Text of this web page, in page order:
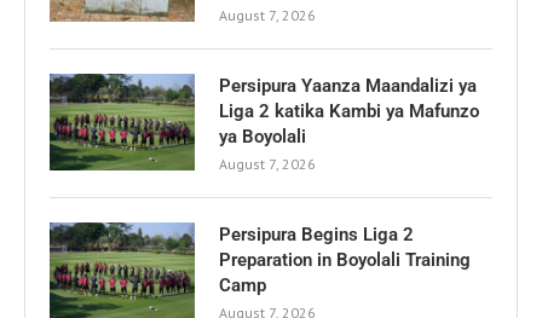
August 7, 2026
Persipura Yaanza Maandalizi ya
Liga 2 katika Kambi ya Mafunzo
ya Boyolali
August 7, 2026
Persipura Begins Liga 2
Preparation in Boyolali Training
Camp
August 7, 2026